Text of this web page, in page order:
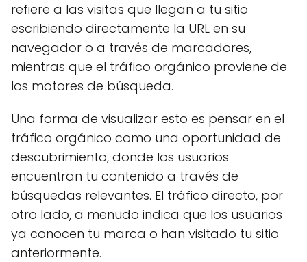
refiere a las visitas que llegan a tu sitio
escribiendo directamente la URL en su
navegador o a través de marcadores,
mientras que el tráfico orgánico proviene de
los motores de búsqueda.
Una forma de visualizar esto es pensar en el
tráfico orgánico como una oportunidad de
descubrimiento, donde los usuarios
encuentran tu contenido a través de
búsquedas relevantes. El tráfico directo, por
otro lado, a menudo indica que los usuarios
ya conocen tu marca o han visitado tu sitio
anteriormente.